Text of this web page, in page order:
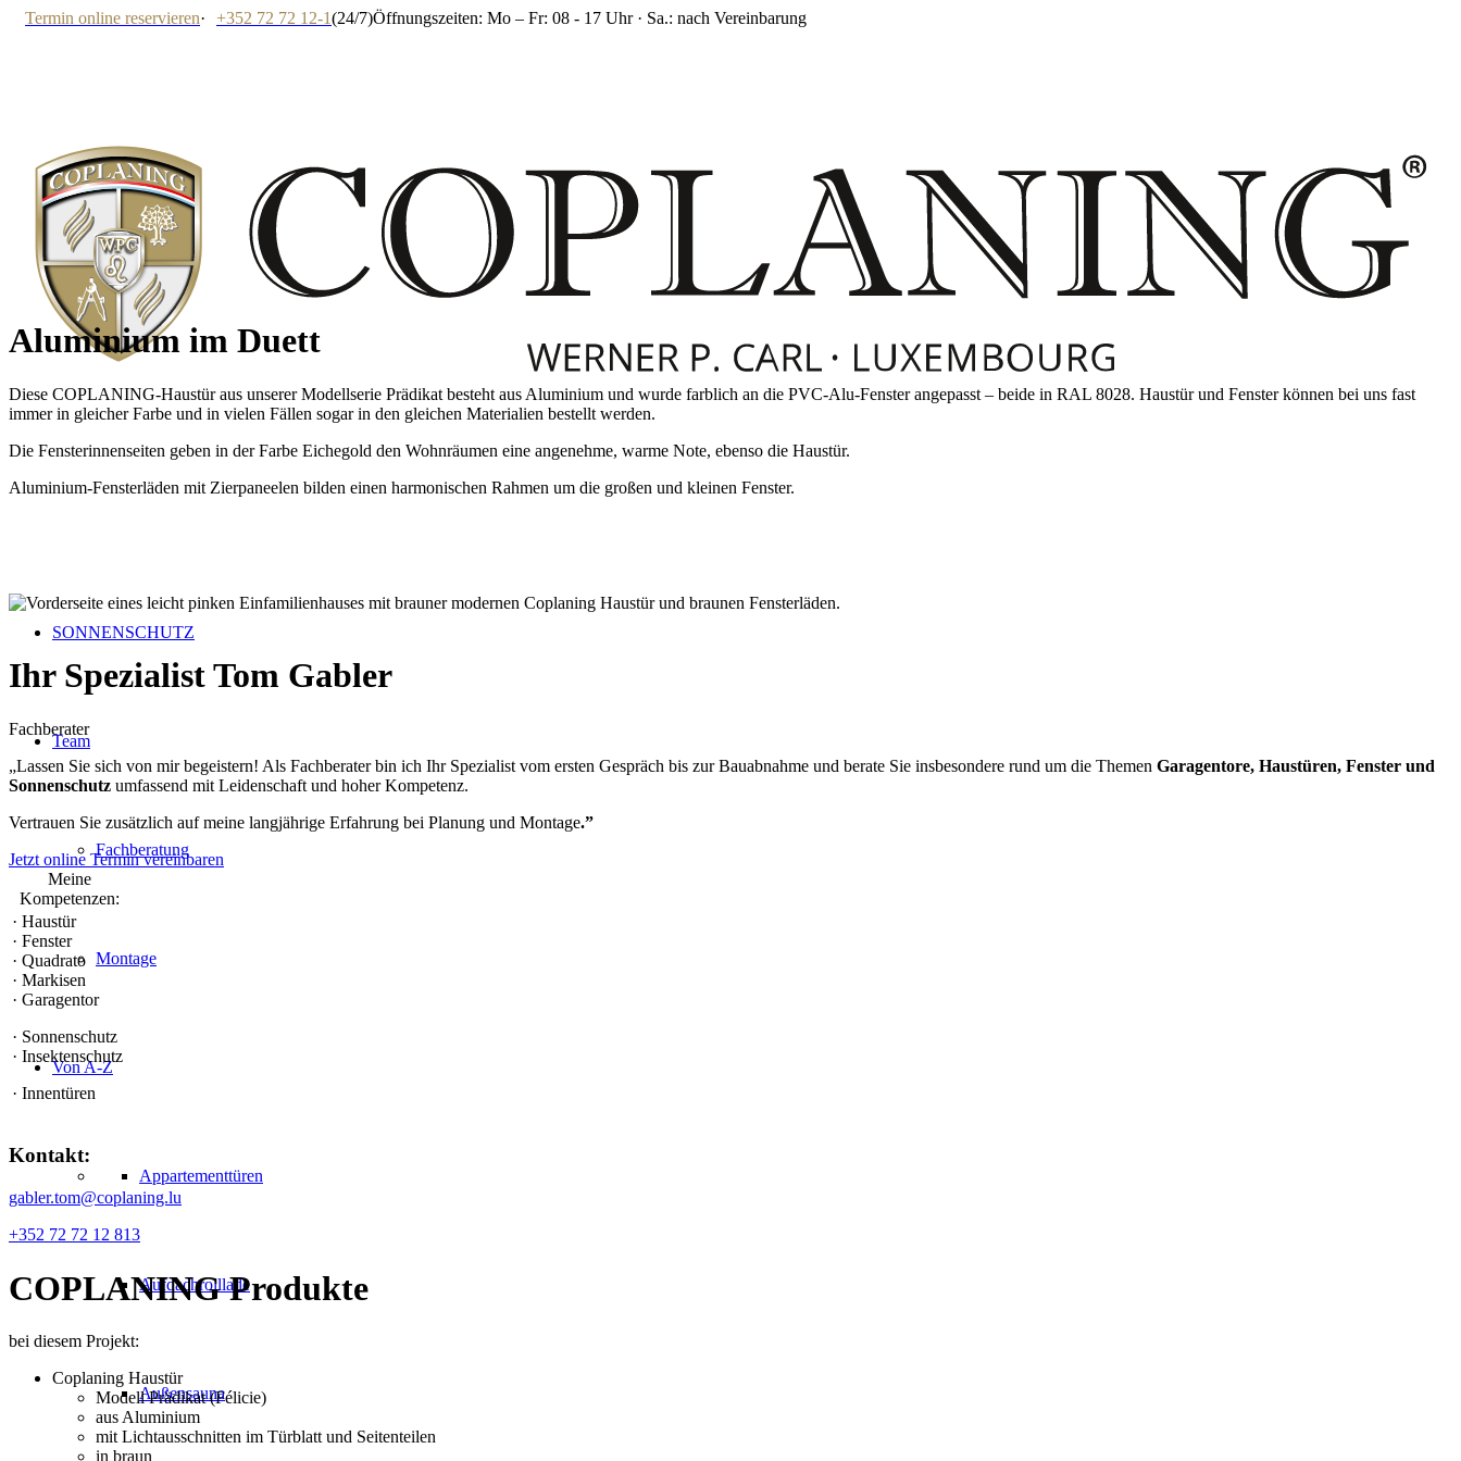
Termin online reservieren· +352 72 72 12-1(24/7)Öffnungszeiten: Mo – Fr: 08 - 17 Uhr · Sa.: nach Vereinbarung
SONNENSCHUTZ
Team
Fachberatung
Montage
Von A-Z
Appartementtüren
Aufdachrolllade
Außensauna
Aluminium im Duett
Diese COPLANING-Haustür aus unserer Modellserie Prädikat besteht aus Aluminium und wurde farblich an die PVC-Alu-Fenster angepasst – beide in RAL 8028. Haustür und Fenster können bei uns fast
immer in gleicher Farbe und in vielen Fällen sogar in den gleichen Materialien bestellt werden.
Die Fensterinnenseiten geben in der Farbe Eichegold den Wohnräumen eine angenehme, warme Note, ebenso die Haustür.
Aluminium-Fensterläden mit Zierpaneelen bilden einen harmonischen Rahmen um die großen und kleinen Fenster.
Ihr SpezialistTom Gabler
Fachberater
„Lassen Sie sich von mir begeistern! Als Fachberater bin ich Ihr Spezialist vom ersten Gespräch bis zur Bauabnahme und berate Sie insbesondere rund um die Themen Garagentore, Haustüren, Fenster und
Sonnenschutz umfassend mit Leidenschaft und hoher Kompetenz.
Vertrauen Sie zusätzlich auf meine langjährige Erfahrung bei Planung und Montage.”
Jetzt online Termin vereinbaren
Meine
Kompetenzen:
· Haustür
· Fenster
· Quadrato
· Markisen
· Garagentor
· Sonnenschutz
· Insektenschutz
· Innentüren
Kontakt:
gabler.tom@coplaning.lu
+352 72 72 12 813
COPLANINGProdukte
bei diesem Projekt:
Coplaning Haustür
Modell Prädikat (Félicie)
aus Aluminium
mit Lichtausschnitten im Türblatt und Seitenteilen
in braun